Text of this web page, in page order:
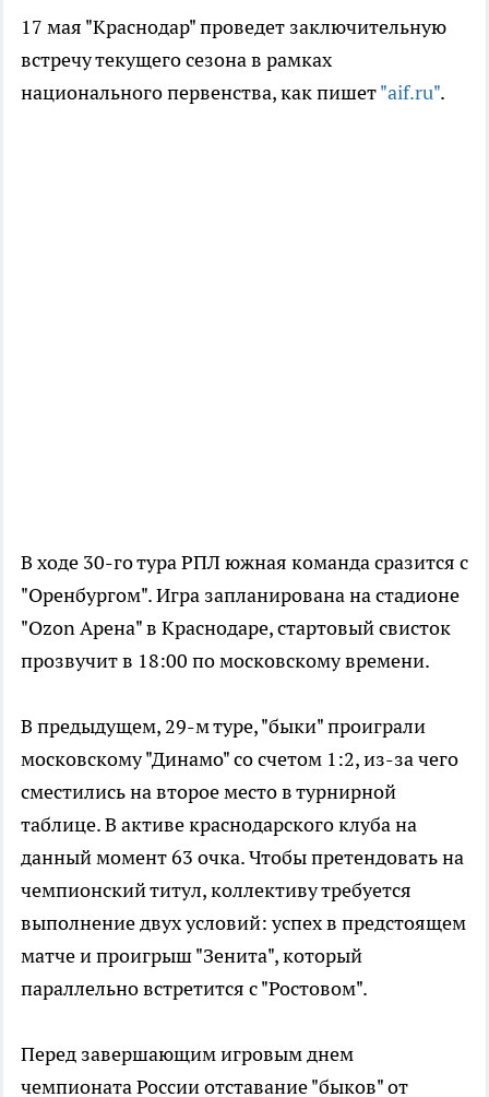
17 мая "Краснодар" проведет заключительную
встречу текущего сезона в рамках
национального первенства, как пишет"aif.ru".
В ходе 30-го тура РПЛ южная команда сразится с
"Оренбургом". Игра запланирована на стадионе
"Ozon Арена" в Краснодаре, стартовый свисток
прозвучит в 18:00 по московскому времени.
В предыдущем, 29-м туре, "быки" проиграли
московскому "Динамо" со счетом 1:2, из-за чего
сместились на второе место в турнирной
таблице. В активе краснодарского клуба на
данный момент 63 очка. Чтобы претендовать на
чемпионский титул, коллективу требуется
выполнение двух условий: успех в предстоящем
матче и проигрыш "Зенита", который
параллельно встретится с "Ростовом".
Перед завершающим игровым днем
чемпионата России отставание "быков" от